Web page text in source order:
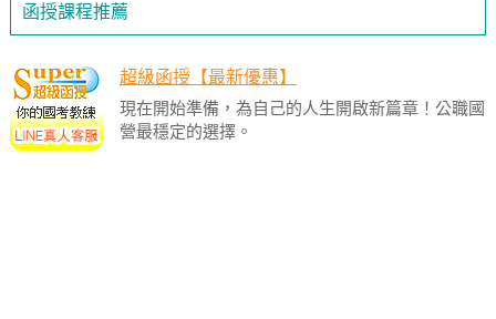
函授課程推薦
超級函授【最新優惠】
現在開始準備，為自己的人生開啟新篇章！公職國
營最穩定的選擇。